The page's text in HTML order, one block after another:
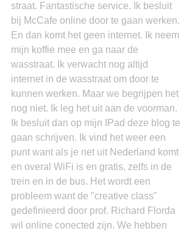
straat. Fantastische service. Ik besluit
bij McCafe online door te gaan werken.
En dan komt het geen internet. Ik neem
mijn koffie mee en ga naar de
wasstraat. Ik verwacht nog altijd
internet in de wasstraat om door te
kunnen werken. Maar we begrijpen het
nog niet. Ik leg het uit aan de voorman.
Ik besluit dan op mijn IPad deze blog te
gaan schrijven. Ik vind het weer een
punt want als je net uit Nederland komt
en overal WiFi is en gratis, zelfs in de
trein en in de bus. Het wordt een
probleem want de "creative class"
gedefinieerd door prof. Richard Florda
wil online conected zijn. We hebben